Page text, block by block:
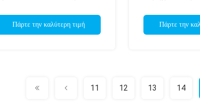
Πάρτε την καλύτερη τιμή
Πάρτε την
11 12 13 14